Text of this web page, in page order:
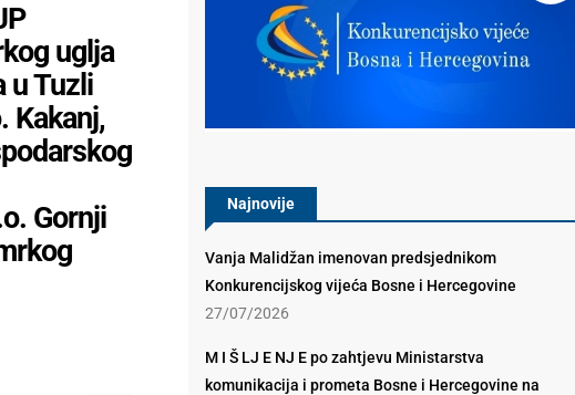
uglja
u Tuzli
Kakanj,
Gornji
Najnovije
Vanja Malidžan imenovan predsjednikom
Konkurencijskog vijeća Bosne i Hercegovine
27/07/2026
M I Š LJ E NJ E po zahtjevu Ministarstva
komunikacija i prometa Bosne i Hercegovine na